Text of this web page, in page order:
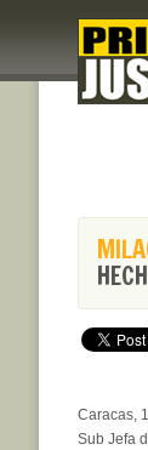
Caracas,
Sub Jefa